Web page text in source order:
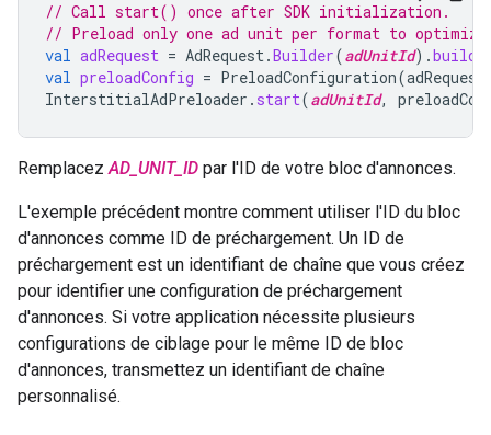
// Call start() once after SDK initialization.
// Preload only one ad unit per format to optimize
val adRequest = AdRequest.Builder(adUnitId).build
val preloadConfig = PreloadConfiguration(adRequest
InterstitialAdPreloader . start(adUnitId,
RemplacezAD_UNIT_ID par l'ID de votre bloc d'annonces.
L'exemple précédent montre comment utiliser l'ID du bloc
d'annonces comme ID de préchargement. Un ID de
préchargement est un identifiant de chaîne que vous créez
pour identifier une configuration de préchargement
d'annonces. Si votre application nécessite plusieurs
configurations de ciblage pour le même ID de bloc
d'annonces, transmettez un identifiant de chaîne
personnalisé.